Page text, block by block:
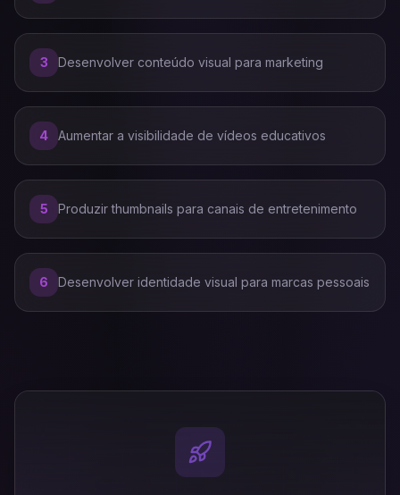
3 Desenvolver conteúdo visual para marketing
4 Aumentar a visibilidade de vídeos educativos
5 Produzir thumbnails para canais de entretenimento
6 Desenvolver identidade visual para marcas pessoais